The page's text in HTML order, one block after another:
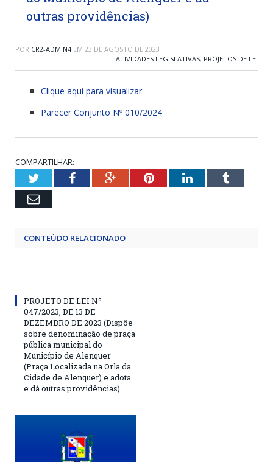
outras providências)
POR CR2-ADMIN4 EM 23 DE AGOSTO DE 2023
ATIVIDADES LEGISLATIVAS, PROJETOS DE LEI
Clique aqui para visualizar
Parecer Conjunto Nº 010/2024
COMPARTILHAR:
TwitterFacebookGoogle+PinterestLinkedInTumblr
Email
CONTEÚDO RELACIONADO
PROJETO DE LEI Nº
047/2023, DE 13 DE
DEZEMBRO DE 2023 (Dispõe
sobre denominação de praça
pública municipal do
Município de Alenquer
(Praça Localizada na Orla da
Cidade de Alenquer) e adota
e dá outras providências)